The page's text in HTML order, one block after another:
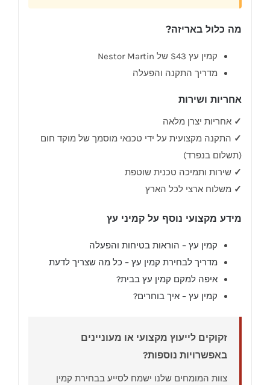
מה כלול באריזה?
קמין עץ S43 של Nestor Martin
מדריך התקנה והפעלה
אחריות ושירות
✓ אחריות יצרן מלאה
✓ התקנה מקצועית על ידי טכנאי מוסמך של מוקד חום
(תשלום בנפרד)
✓ שירות ותמיכה טכנית שוטפת
✓ משלוח ארצי לכל הארץ
מידע מקצועי נוסף על קמיני עץ
קמין עץ – הוראות בטיחות והפעלה
מדריך לבחירת קמין עץ – כל מה שצריך לדעת
איפה למקם קמין עץ בבית?
קמין עץ – איך בוחרים?
זקוקים לייעוץ מקצועי או מעוניינים
באפשרויות נוספות?
צוות המומחים שלנו ישמח לסייע בבחירת קמין